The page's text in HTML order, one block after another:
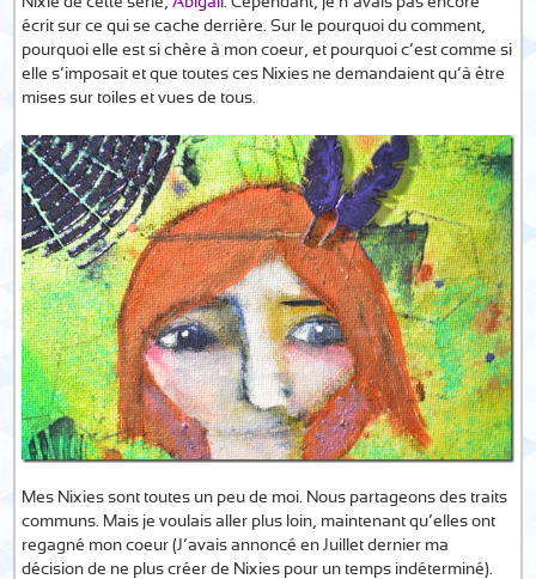
écrit sur ce qui se cache derrière. Sur le pourquoi du comment,
pourquoi elle est si chère à mon coeur, et pourquoi c’est comme si
elle s’imposait et que toutes ces Nixies ne demandaient qu’à être
mises sur toiles et vues de tous.
Mes Nixies sont toutes un peu de moi. Nous partageons des traits
communs. Mais je voulais aller plus loin, maintenant qu’elles ont
regagné mon coeur (J’avais annoncé en Juillet dernier ma
décision de ne plus créer de Nixies pour un temps indéterminé).